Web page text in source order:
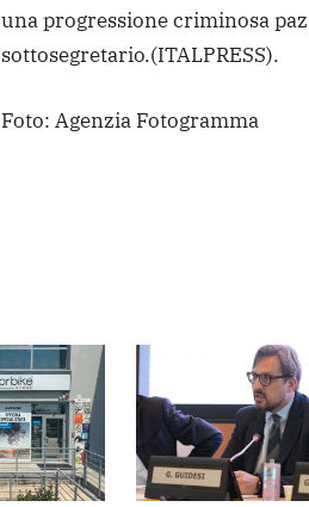
una progressione criminosa
sottosegretario.(ITALPRESS).
Foto: Agenzia Fotogramma